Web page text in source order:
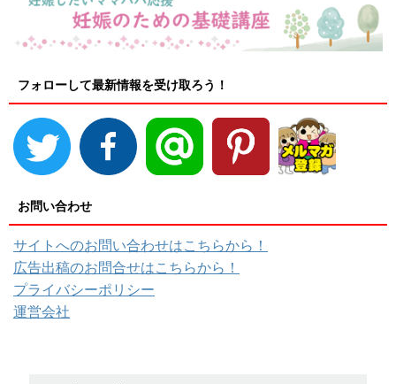
フォローして最新情報を受け取ろう！
お問い合わせ
サイトへのお問い合わせはこちらから！
広告出稿のお問合せはこちらから！
プライバシーポリシー
運営会社